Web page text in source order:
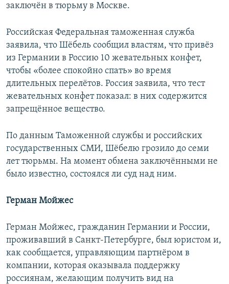
заключён в тюрьму в Москве.
Российская Федеральная таможенная служба
заявила, что Шёбель сообщил властям, что привёз
из Германии в Россию 10 жевательных конфет,
чтобы «более спокойно спать» во время
длительных перелётов. Россия заявила, что тест
жевательных конфет показал: в них содержится
запрещённое вещество.
По данным Таможенной службы и российских
государственных СМИ, Шёбелю грозило до семи
лет тюрьмы. На момент обмена заключёнными не
было известно, состоялся ли суд над ним.
Герман Мойжес
Герман Мойжес, гражданин Германии и России,
проживавший в Санкт-Петербурге, был юристом и,
как сообщается, управляющим партнёром в
компании, которая оказывала поддержку
россиянам, желающим получить вид на